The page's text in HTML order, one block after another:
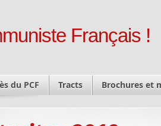
Français !
du PCF Tracts Brochures et